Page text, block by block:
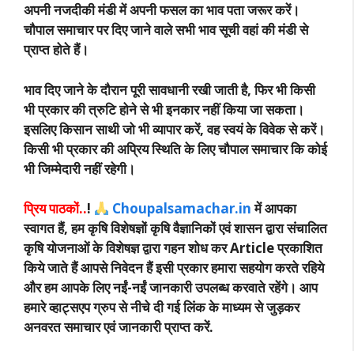
अपनी नजदीकी मंडी में अपनी फसल का भाव पता जरूर करें।
चौपाल समाचार पर दिए जाने वाले सभी भाव सूची वहां की मंडी से
प्राप्त होते हैं।
भाव दिए जाने के दौरान पूरी सावधानी रखी जाती है, फिर भी किसी
भी प्रकार की त्रुटि होने से भी इनकार नहीं किया जा सकता।
इसलिए किसान साथी जो भी व्यापार करें, वह स्वयं के विवेक से करें।
किसी भी प्रकार की अप्रिय स्थिति के लिए चौपाल समाचार कि कोई
भी जिम्मेदारी नहीं रहेगी।
प्रिय पाठकों..! Choupalsamachar.inमें आपका
स्वागत हैं, हम कृषि विशेषज्ञों कृषि वैज्ञानिकों एवं शासन द्वारा संचालित
कृषि योजनाओं के विशेषज्ञ द्वारा गहन शोध कर Article प्रकाशित
किये जाते हैं आपसे निवेदन हैं इसी प्रकार हमारा सहयोग करते रहिये
और हम आपके लिए नईं-नईं जानकारी उपलब्ध करवाते रहेंगे। आप
हमारे व्हाट्सएप ग्रुप से नीचे दी गई लिंक के माध्यम से जुड़कर
अनवरत समाचार एवं जानकारी प्राप्त करें.